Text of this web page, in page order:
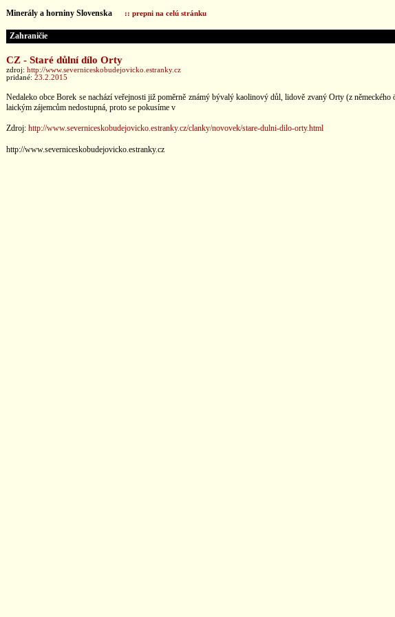
Minerály a horniny Slovenska :: prepni na celú stránku
Zahraničie
CZ - Staré důlní dílo Orty
zdroj: http://www.severniceskobudejovicko.estranky.cz
pridané: 23.2.2015
Nedaleko obce Borek se nachází veřejnosti již poměrně známý bývalý kaolinový důl, lidově zvaný Orty (z
laickým zájemcům nedostupná, proto se pokusíme v
Zdroj: http://www.severniceskobudejovicko.estranky.cz/clanky/novovek/stare-dulni-dilo-orty.html
http://www.severniceskobudejovicko.estranky.cz